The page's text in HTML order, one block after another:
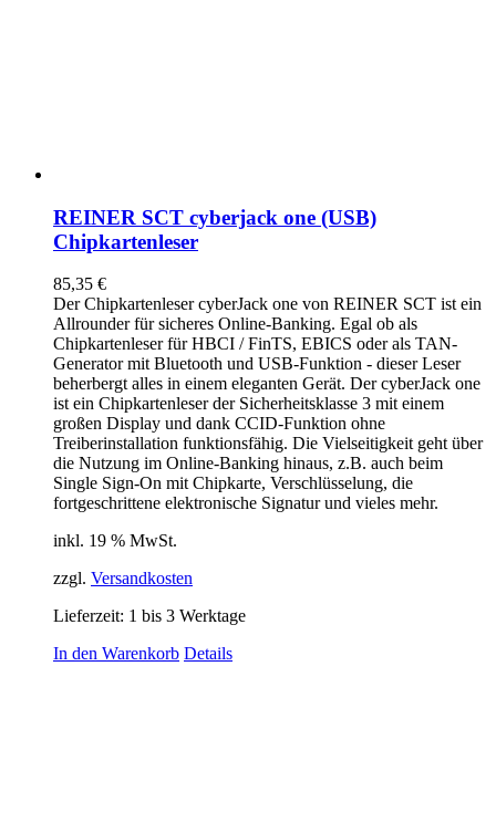
REINER SCT cyberjack one (USB)
Chipkartenleser
85,35 €
Der Chipkartenleser cyberJack one von REINER SCT ist ein
Allrounder für sicheres Online-Banking. Egal ob als
Chipkartenleser für HBCI / FinTS, EBICS oder als TAN-
Generator mit Bluetooth und USB-Funktion - dieser Leser
beherbergt alles in einem eleganten Gerät. Der cyberJack one
ist ein Chipkartenleser der Sicherheitsklasse 3 mit einem
großen Display und dank CCID-Funktion ohne
Treiberinstallation funktionsfähig. Die Vielseitigkeit geht über
die Nutzung im Online-Banking hinaus, z.B. auch beim
Single Sign-On mit Chipkarte, Verschlüsselung, die
fortgeschrittene elektronische Signatur und vieles mehr.
inkl. 19 % MwSt.
zzgl. Versandkosten
Lieferzeit: 1 bis 3 Werktage
In den Warenkorb Details